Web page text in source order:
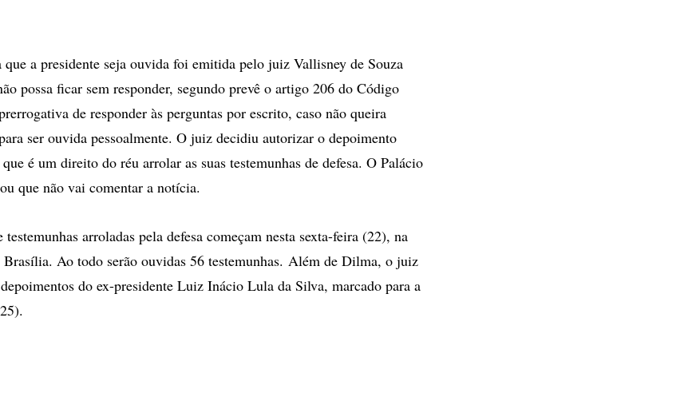
a presidente seja ouvida foi emitida pelo juiz Vallisney de Souza
possa ficar sem responder, segundo prevê o artigo 206 do Código
de responder às perguntas por escrito, caso não queira
ser ouvida pessoalmente. O juiz decidiu autorizar o depoimento
é um direito do réu arrolar as suas testemunhas de defesa. O Palácio
que não vai comentar a notícia.
testemunhas arroladas pela defesa começam nesta sexta-feira (22), na
Brasília. Ao todo serão ouvidas 56 testemunhas. Além de Dilma, o juiz
do ex-presidente Luiz Inácio Lula da Silva, marcado para a